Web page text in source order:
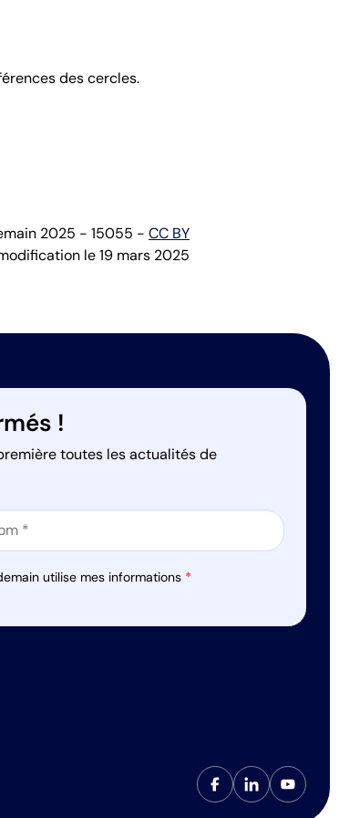
des cercles.
2025 - 15055 - CC BY
le 19 mars 2025
!
toutes les actualités de
utilise mes informations *
Personnalisez vos préférences pour